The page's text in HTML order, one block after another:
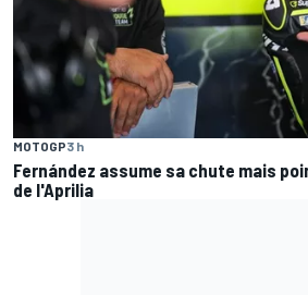
MOTOGP3 h
Fernández assume sa chute mais
de l'Aprilia